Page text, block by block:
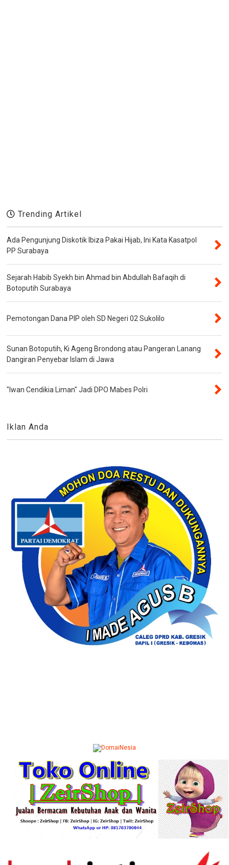
Trending Artikel
Ada Pengunjung Diskotik Ibiza Pakai Hijab, Ini Kata Kasatpol
PP Surabaya
Sejarah Habib Syekh bin Ahmad bin Abdullah Bafaqih di
Botoputih Surabaya
Pemotongan Dana PIP oleh SD Negeri 02 Sukolilo
Sunan Botoputih, Ki Ageng Brondong atau Pangeran Lanang
Dangiran Penyebar Islam di Jawa
"Iwan Cendikia Liman" Jadi DPO Mabes Polri
Iklan Anda